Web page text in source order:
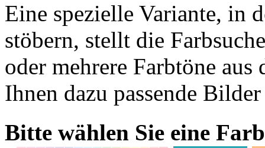
Eine spezielle Variante, in
stöbern, stellt die
oder mehrere Farbtöne
Ihnen dazu passende
Bitte wählen Sie eine